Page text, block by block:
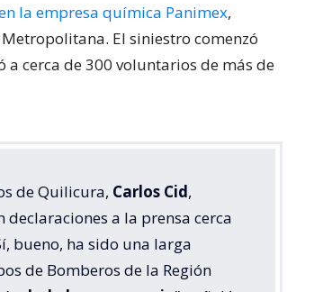
la empresa química Panimex,
El siniestro comenzó
cerca de 300 voluntarios de más de
de Quilicura, Carlos Cid,
a la prensa cerca
bueno, ha sido una larga
de Bomberos de la Región